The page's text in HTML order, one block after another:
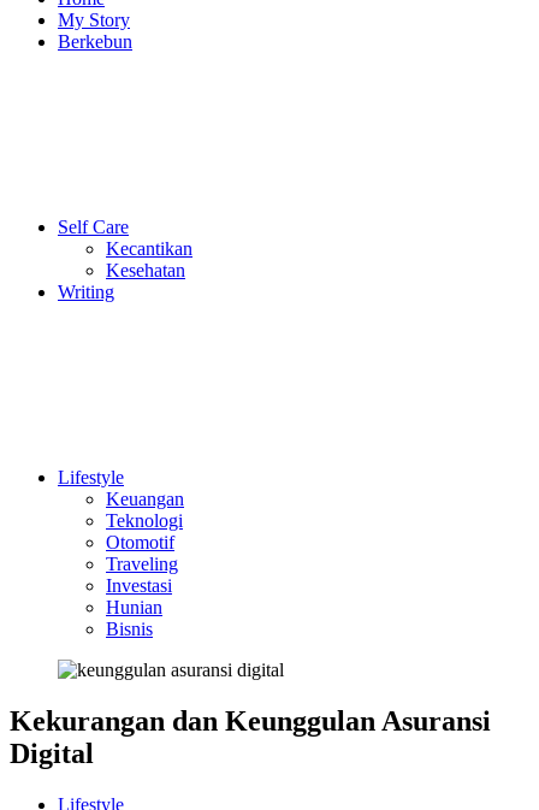
My Story
Berkebun
Self Care
Kecantikan
Kesehatan
Writing
Lifestyle
Keuangan
Teknologi
Otomotif
Traveling
Investasi
Hunian
Bisnis
Kekurangan dan Keunggulan Asuransi
Digital
Lifestyle